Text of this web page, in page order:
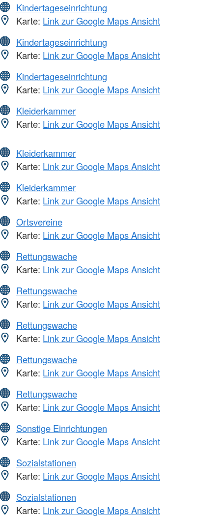
Kindertageseinrichtung
Karte: Link zur Google Maps Ansicht
Kindertageseinrichtung
Karte: Link zur Google Maps Ansicht
Kindertageseinrichtung
Karte: Link zur Google Maps Ansicht
Kleiderkammer
Karte: Link zur Google Maps Ansicht
Kleiderkammer
Karte: Link zur Google Maps Ansicht
Kleiderkammer
Karte: Link zur Google Maps Ansicht
Ortsvereine
Karte: Link zur Google Maps Ansicht
Rettungswache
Karte: Link zur Google Maps Ansicht
Rettungswache
Karte: Link zur Google Maps Ansicht
Rettungswache
Karte: Link zur Google Maps Ansicht
Rettungswache
Karte: Link zur Google Maps Ansicht
Rettungswache
Karte: Link zur Google Maps Ansicht
Sonstige Einrichtungen
Karte: Link zur Google Maps Ansicht
Sozialstationen
Karte: Link zur Google Maps Ansicht
Sozialstationen
Karte: Link zur Google Maps Ansicht